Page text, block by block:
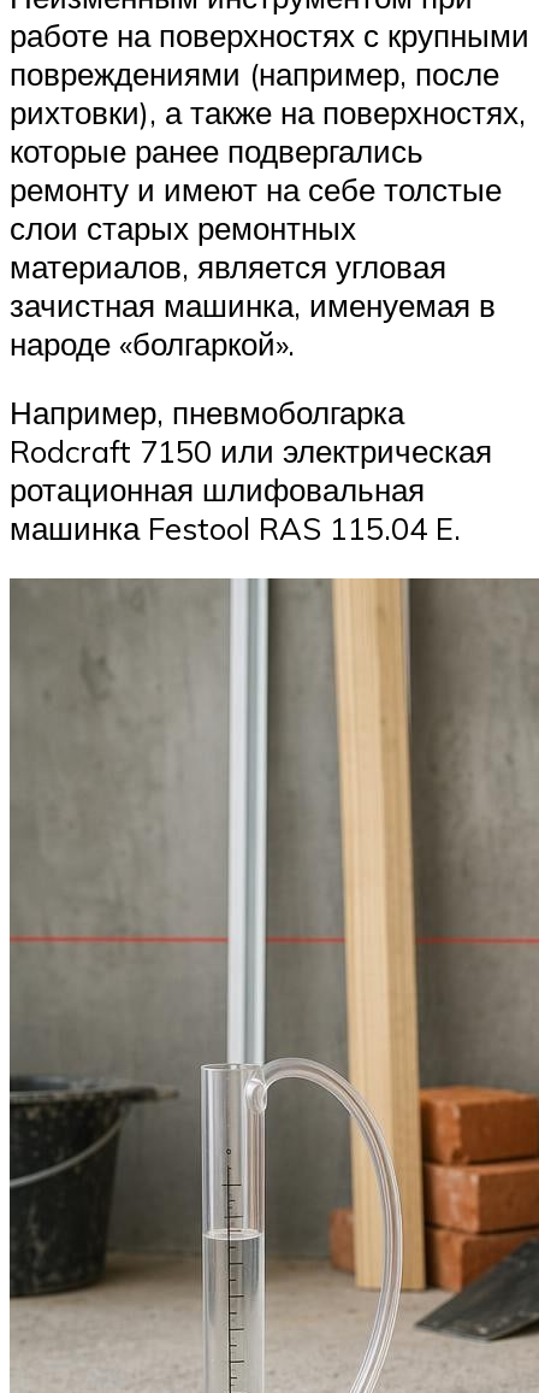
работе на поверхностях с крупными
повреждениями (например, после
рихтовки), а также на поверхностях,
которые ранее подвергались
ремонту и имеют на себе толстые
слои старых ремонтных
материалов, является угловая
зачистная машинка, именуемая в
народе «болгаркой».
Например, пневмоболгарка
Rodcraft 7150 или электрическая
ротационная шлифовальная
машинка Festool RAS 115.04 E.